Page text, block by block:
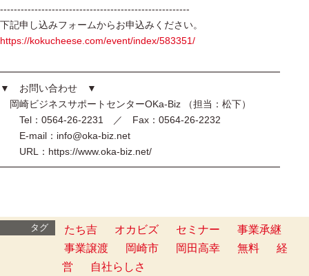
-------------------------------------------------------
下記申し込みフォームからお申込みください。
https://kokucheese.com/event/index/583351/
━━━━━━━━━━━━━━━━━━━━━━━━━━━━━
▼ お問い合わせ ▼
岡崎ビジネスサポートセンターOKa-Biz （担当：松下）
Tel：0564-26-2231 ／ Fax：0564-26-2232
E-mail：info@oka-biz.net
URL：https://www.oka-biz.net/
━━━━━━━━━━━━━━━━━━━━━━━━━━━━━
タグ たち吉 オカビズ セミナー
事業承継
事業譲渡
岡崎市 岡田高幸 無料
経
営
自社らしさ